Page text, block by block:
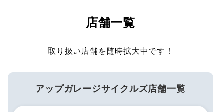
店舗一覧
取り扱い店舗を随時拡大中です！
アップガレージサイクルズ店舗一覧